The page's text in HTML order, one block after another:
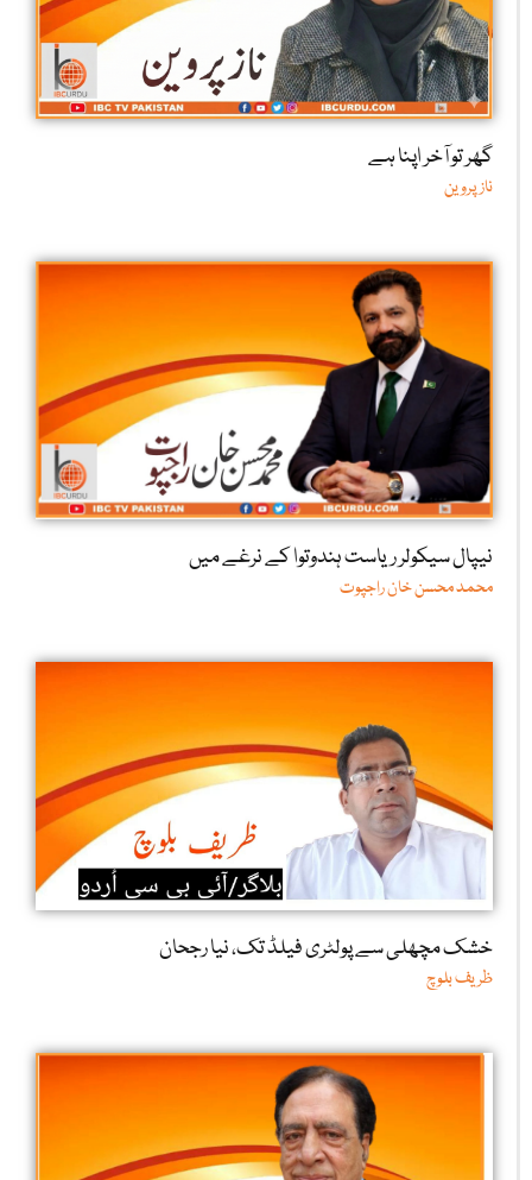
گھر تو آخر اپنا ہے
ناز پروین
نیپال سیکولر ریاست ہندوتوا کے نرغے میں
محمد محسن خان راجپوت
خشک مچھلی سے پولٹری فیلڈ تک، نیا رجحان
ظریف بلوچ